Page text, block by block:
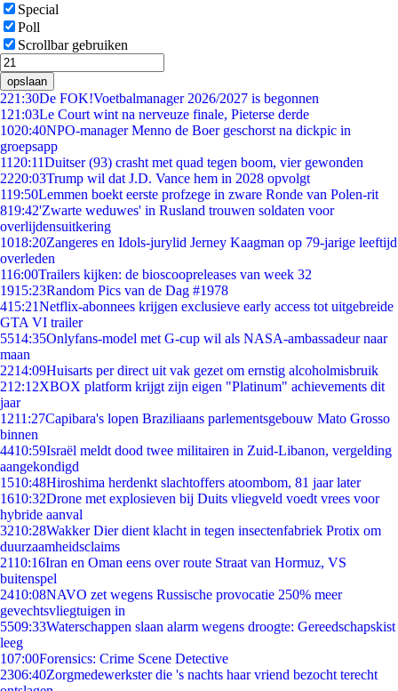
Special
Poll
Scrollbar gebruiken
opslaan
221:30De FOK!Voetbalmanager 2026/2027 is begonnen
1 21:03Le Court wint na nerveuze finale, Pieterse derde
1020:40NPO-manager Menno de Boer geschorst na dickpic in
groepsapp
11 20:11Duitser (93) crasht met quad tegen boom, vier gewonden
2220:03Trump wil dat J.D. Vance hem in 2028 opvolgt
119:50Lemmen boekt eerste profzege in zware Ronde van Polen-rit
819:42'Zwarte weduwes' in Rusland trouwen soldaten voor
overlijdensuitkering
1018:20Zangeres en Idols-jurylid Jerney Kaagman op 79-jarige leeftijd
overleden
116:00Trailers kijken: de bioscoopreleases van week 32
1915:23Random Pics van de Dag #1978
415:21Netflix-abonnees krijgen exclusieve early access tot uitgebreide
GTA VI trailer
5514:35Onlyfans-model met G-cup wil als NASA-ambassadeur naar
maan
2214:09Huisarts per direct uit vak gezet om ernstig alcoholmisbruik
212:12XBOX platform krijgt zijn eigen "Platinum" achievements dit
jaar
1211:27Capibara's lopen Braziliaans parlementsgebouw Mato Grosso
binnen
4410:59Israël meldt dood twee militairen in Zuid-Libanon, vergelding
aangekondigd
1510:48Hiroshima herdenkt slachtoffers atoombom, 81 jaar later
1610:32Drone met explosieven bij Duits vliegveld voedt vrees voor
hybride aanval
3210:28Wakker Dier dient klacht in tegen insectenfabriek Protix om
duurzaamheidsclaims
2110:16Iran en Oman eens over route Straat van Hormuz, VS
buitenspel
2410:08NAVO zet wegens Russische provocatie 250% meer
gevechtsvliegtuigen in
5509:33Waterschappen slaan alarm wegens droogte: Gereedschapskist
leeg
107:00Forensics: Crime Scene Detective
2306:40Zorgmedewerkster die 's nachts haar vriend bezocht terecht